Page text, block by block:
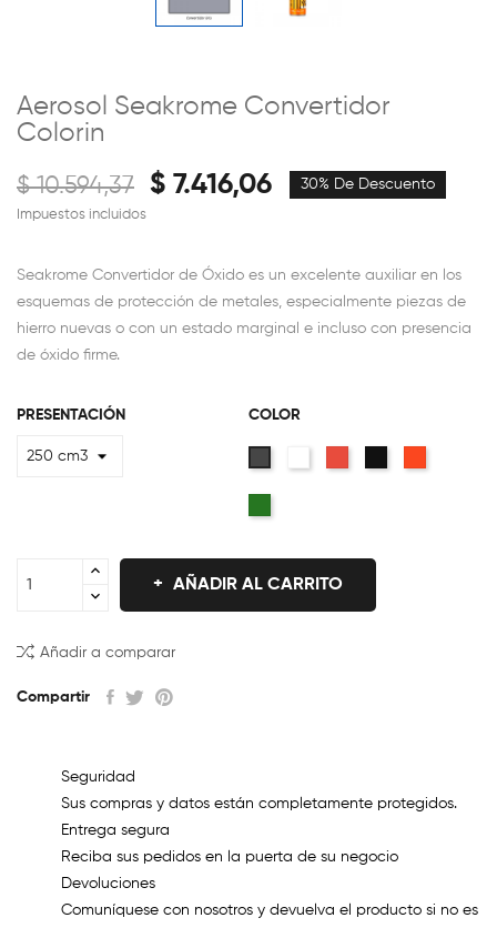
Aerosol Seakrome Convertidor
Colorin
$ 10.594,37 $ 7.416,06 30% De Descuento
Impuestos incluidos
Seakrome Convertidor de Óxido es un excelente auxiliar en los
esquemas de protección de metales, especialmente piezas de
hierro nuevas o con un estado marginal e incluso con presencia
de óxido firme.
PRESENTACIÓN COLOR
AÑADIR AL CARRITO
Añadir a comparar
Compartir
Seguridad
Sus compras y datos están completamente protegidos.
Entrega segura
Reciba sus pedidos en la puerta de su negocio
Devoluciones
Comuníquese con nosotros y devuelva el producto si no es